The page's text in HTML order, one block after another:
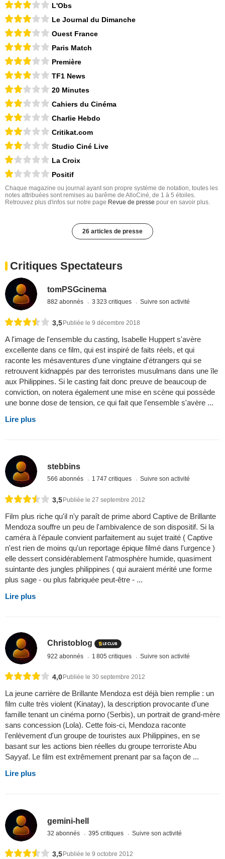
L'Obs
Le Journal du Dimanche
Ouest France
Paris Match
Première
TF1 News
20 Minutes
Cahiers du Cinéma
Charlie Hebdo
Critikat.com
Studio Ciné Live
La Croix
Positif
Chaque magazine ou journal ayant son propre système de notation, toutes les
notes attribuées sont remises au barême de AlloCiné, de 1 à 5 étoiles.
Retrouvez plus d'infos sur notre page Revue de presse pour en savoir plus.
26 articles de presse
Critiques Spectateurs
tomPSGcinema
882 abonnés 3 323 critiques Suivre son activité
3,5Publiée le 9 décembre 2018
A l'image de l'ensemble du casting, Isabelle Huppert s'avère
excellente dans ce film, qui est inspiré de faits réels, et qui
raconte les mésaventures d'une vingtaine d'étrangers qui se
retrouvent kidnappés par des terroristes musulmans dans une île
aux Philippines. Si le casting fait donc preuve de beaucoup de
conviction, on notera également une mise en scène qui possède
une bonne dose de tension, ce qui fait que l'ensemble s'avère ...
Lire plus
stebbins
566 abonnés 1 747 critiques Suivre son activité
3,5Publiée le 27 septembre 2012
Film plus riche qu'il n'y paraît de prime abord Captive de Brillante
Mendoza souffre un peu de l'ambivalence de son dispositif. Si la
caméra à l'épaule convient parfaitement au sujet traité ( Captive
n'est rien de moins qu'un reportage épique filmé dans l'urgence )
elle dessert considérablement l'atmosphère humide, quasiment
suintante des jungles philippines ( qui auraient mérité une forme
plus sage - ou plus fabriquée peut-être - ...
Lire plus
Christoblog
922 abonnés 1 805 critiques Suivre son activité
4,0 Publiée le 30 septembre 2012
La jeune carrière de Brillante Mendoza est déjà bien remplie : un
film culte très violent (Kinatay), la description provocante d'une
famille tenant un cinéma porno (Serbis), un portrait de grand-mère
sans concession (Lola). Cette fois-ci, Mendoza raconte
l'enlèvement d'un groupe de touristes aux Philippines, en se
basant sur les actions bien réelles du groupe terroriste Abu
Sayyaf. Le film est extrêmement prenant par sa façon de ...
Lire plus
gemini-hell
32 abonnés 395 critiques Suivre son activité
3,5 Publiée le 9 octobre 2012